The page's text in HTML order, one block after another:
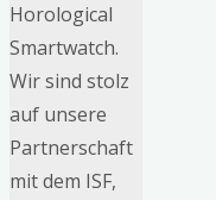
Horological
Smartwatch.
Wir sind stolz
auf unsere
Partnerschaft
mit dem ISF,